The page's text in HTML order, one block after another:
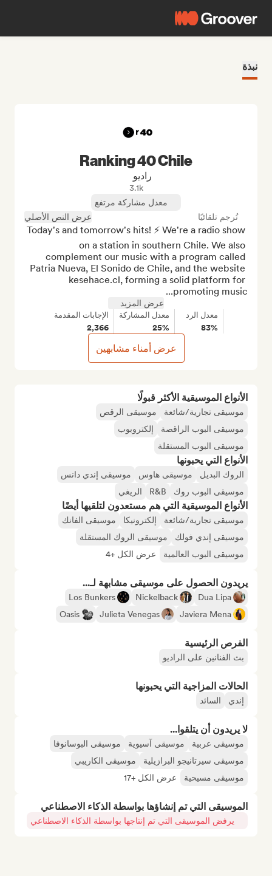
نبذة
الأنواع الموسيقية الأكثر قبولًا
موسيقى تجارية/شائعة
موسيقى الرقص
موسيقى البوب الراقصة
إلكتروبوب
موسيقى البوب المستقلة
الأنواع التي يحبونها
الروك البديل موسيقى هاوس
موسيقى إندي دانس
موسيقى البوب روك
R&B الريغي
الأنواع الموسيقية التي هم مستعدون لتلقيها أيضًا
موسيقى تجارية/شائعة إلكترونيكا
موسيقى الفانك
موسيقى إندي فولك
موسيقى الروك المستقلة
موسيقى البوب العالمية
عرض الكل +4
يريدون الحصول على موسيقى مشابهة لـ...
Dua Lipa
Nickelback
Los Bunkers
Javiera Mena
Julieta Venegas
Oasis
الفرص الرئيسية
بث الفنانين على الراديو
الحالات المزاجية التي يحبونها
إندي السائد
لا يريدون أن يتلقوا...
موسيقى عربية موسيقى آسيوية
موسيقى البوسانوفا
موسيقى سيرتانيجو البرازيلية
موسيقى الكاريبي
موسيقى مسيحية
عرض الكل +17
الموسيقى التي تم إنشاؤها بواسطة الذكاء الاصطناعي
يرفض الموسيقى التي تم إنتاجها بواسطة الذكاء الاصطناعي
Ranking 40 Chile
راديو
3.1k
معدل مشاركة مرتفع
تُرجم تلقائيًا
عرض النص الأصلي
Today's and tomorrow's hits! ⚡ We're a radio show
on a station in southern Chile. We also
complement our music with a program called
Patria Nueva, El Sonido de Chile, and the website
kesehace.cl, forming a solid platform for
promoting music...
عرض المزيد
معدل الرد
83%
معدل المشاركة
25%
الإجابات المقدمة
2,366
عرض أمناء مشابهين